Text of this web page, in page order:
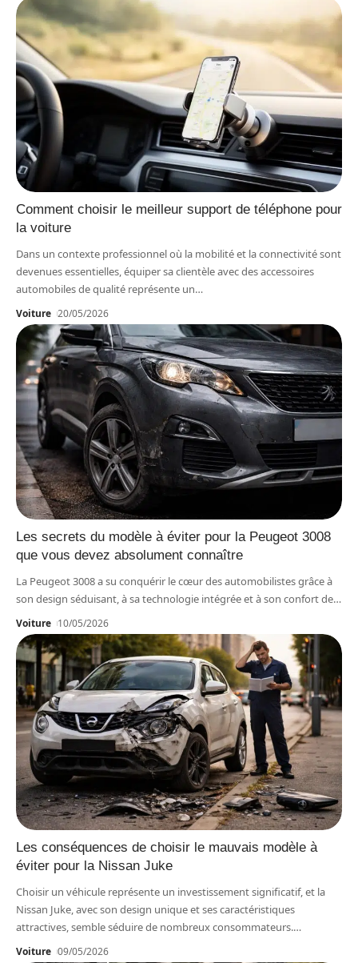
Comment choisir le meilleur support de téléphone pour
la voiture
Dans un contexte professionnel où la mobilité et la connectivité sont
devenues essentielles, équiper sa clientèle avec des accessoires
automobiles de qualité représente un…
Voiture 20/05/2026
Les secrets du modèle à éviter pour la Peugeot 3008
que vous devez absolument connaître
La Peugeot 3008 a su conquérir le cœur des automobilistes grâce à
son design séduisant, à sa technologie intégrée et à son confort de…
Voiture 10/05/2026
Les conséquences de choisir le mauvais modèle à
éviter pour la Nissan Juke
Choisir un véhicule représente un investissement significatif, et la
Nissan Juke, avec son design unique et ses caractéristiques
attractives, semble séduire de nombreux consommateurs.…
Voiture 09/05/2026